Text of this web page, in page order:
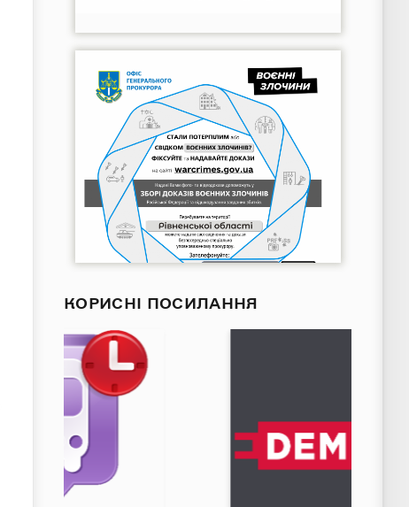
КОРИСНІ ПОСИЛАННЯ